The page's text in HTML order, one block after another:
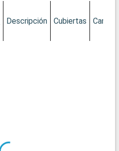
Descripción Cubiertas